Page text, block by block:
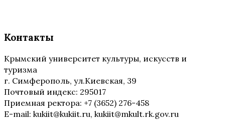
Контакты
Крымский университет культуры, искусств и
туризма
г. Симферополь, ул.Киевская, 39
Почтовый индекс: 295017
Приемная ректора: +7 (3652) 276-458
E-mail: kukiit@kukiit.ru, kukiit@mkult.rk.gov.ru